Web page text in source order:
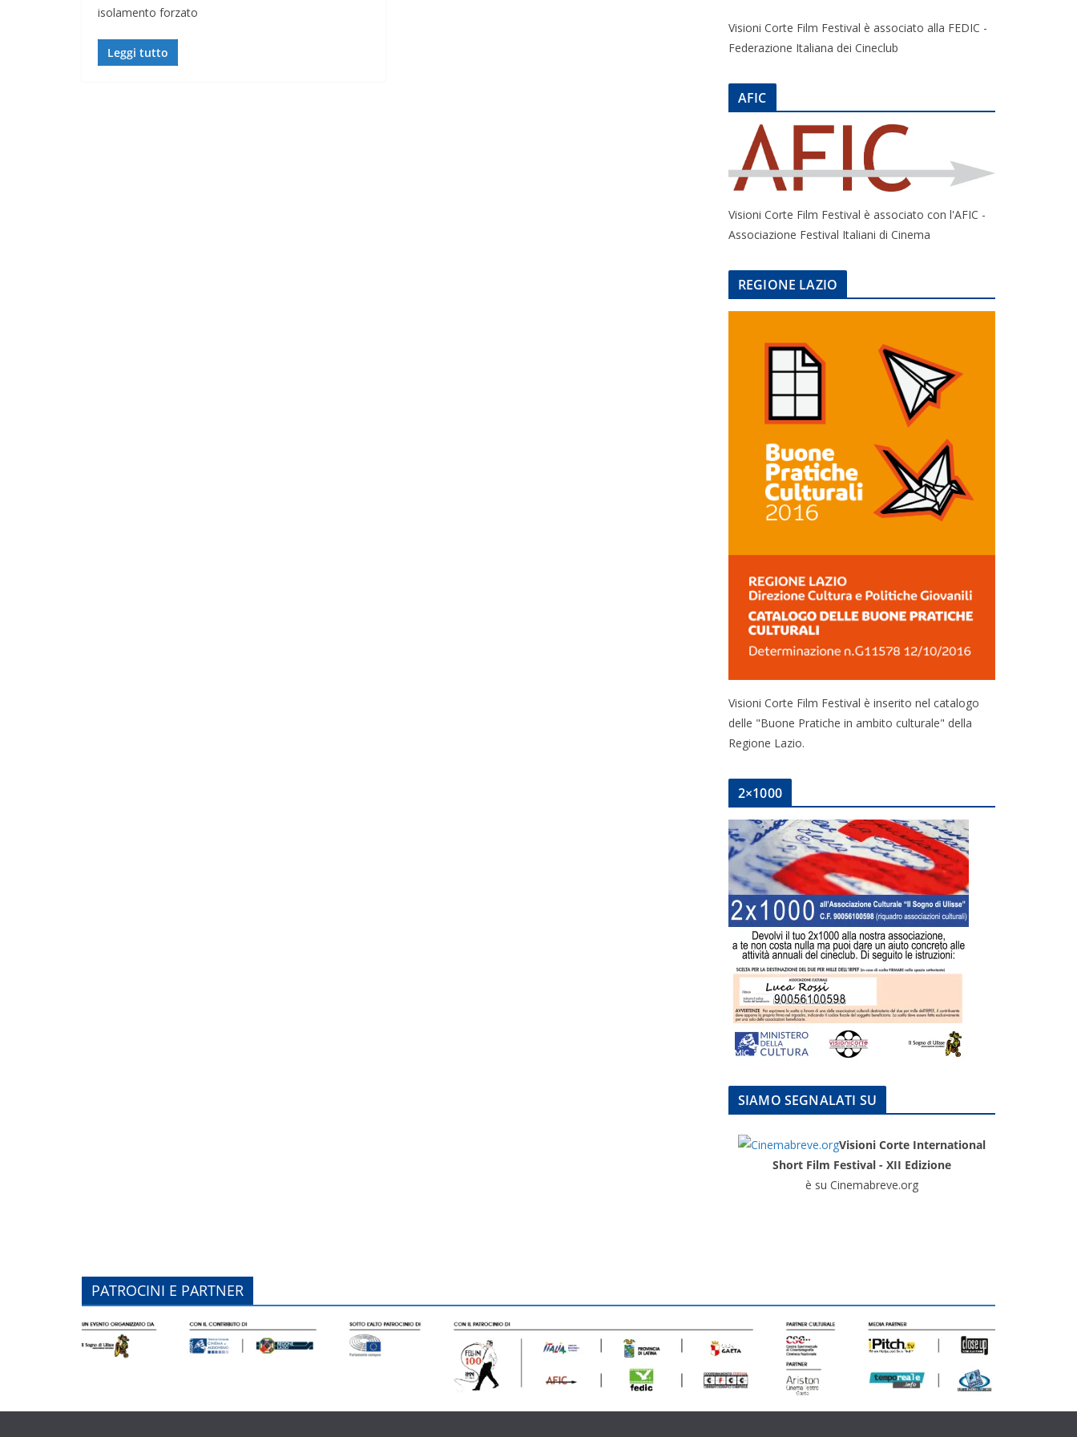
isolamento forzato
Leggi tutto
Visioni Corte Film Festival è associato alla FEDIC -
Federazione Italiana dei Cineclub
AFIC
Visioni Corte Film Festival è associato con l'AFIC -
Associazione Festival Italiani di Cinema
REGIONE LAZIO
Visioni Corte Film Festival è inserito nel catalogo
delle "Buone Pratiche in ambito culturale" della
Regione Lazio.
2×1000
SIAMO SEGNALATI SU
Visioni Corte International
Short Film Festival - XII Edizione
è su Cinemabreve.org
PATROCINI E PARTNER